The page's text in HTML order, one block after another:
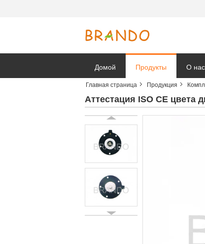
Домой Продукты О нас
Главная страница Продукция
Аттестация ISO CE цвета